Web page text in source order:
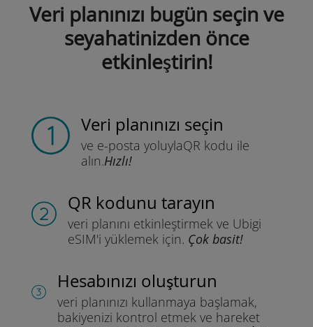
Veri planınızı bugün seçin ve
seyahatinizden önce
etkinleştirin!
Veri planınızı seçin
ve e-posta yoluylaQR kodu ile
alın.Hızlı!
QR kodunu tarayın
veri planını etkinleştirmek ve Ubigi
eSIM'i yüklemek için. Çok basit!
Hesabınızı oluşturun
veri planınızı kullanmaya başlamak,
bakiyenizi kontrol etmek ve hareket